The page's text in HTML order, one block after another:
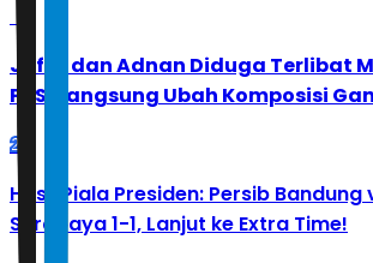
1
Jafar dan Adnan Diduga Terlibat
PBSI Langsung Ubah Komposisi
2
Hasil Piala Presiden: Persib
Surabaya 1-1, Lanjut ke Extra Time!